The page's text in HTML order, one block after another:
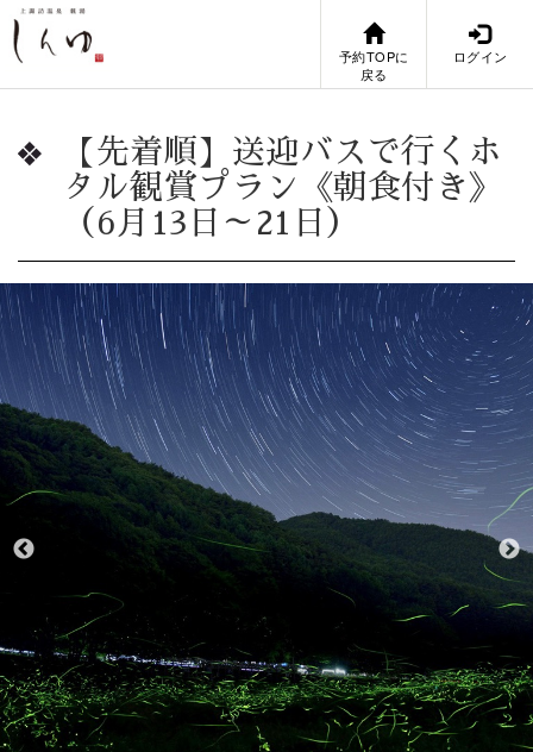
予約TOPに
戻る
ログイン
【先着順】送迎バスで行くホ
タル観賞プラン《朝食付き》
（6月13日～21日）